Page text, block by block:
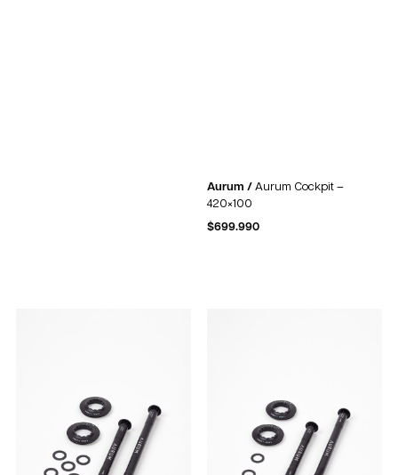
Aurum / Aurum Cockpit –
420×100
$699.990